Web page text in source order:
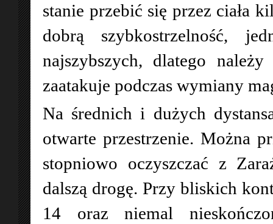
stanie przebić się przez ciała
dobrą szybkostrzelność,
najszybszych, dlatego
zaatakuje podczas wymiany
Na średnich i dużych
otwarte przestrzenie. Można
stopniowo oczyszczać z
dalszą drogę. Przy bliskich
14 oraz niemal